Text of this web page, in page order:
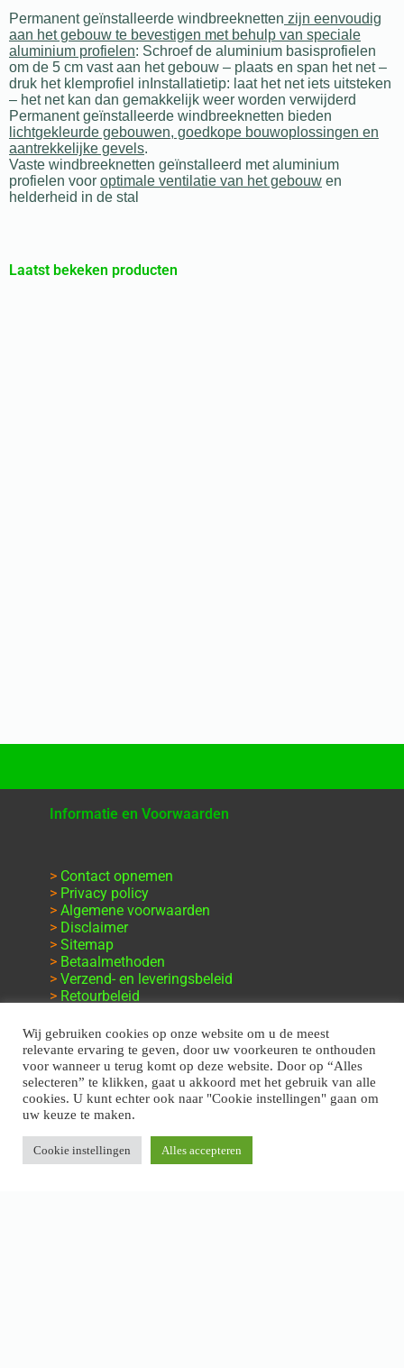
Permanent geïnstalleerde windbreeknetten zijn eenvoudig
aan het gebouw te bevestigen met behulp van speciale
aluminium profielen: Schroef de aluminium basisprofielen
om de 5 cm vast aan het gebouw – plaats en span het net –
druk het klemprofiel inInstallatietip: laat het net iets uitsteken
– het net kan dan gemakkelijk weer worden verwijderd
Permanent geïnstalleerde windbreeknetten bieden
lichtgekleurde gebouwen, goedkope bouwoplossingen en
aantrekkelijke gevels.
Vaste windbreeknetten geïnstalleerd met aluminium
profielen voor optimale ventilatie van het gebouw en
helderheid in de stal
Laatst bekeken producten
Informatie en Voorwaarden
> Contact opnemen
> Privacy policy
> Algemene voorwaarden
> Disclaimer
> Sitemap
> Betaalmethoden
> Verzend- en leveringsbeleid
> Retourbeleid
Wij gebruiken cookies op onze website om u de meest
relevante ervaring te geven, door uw voorkeuren te onthouden
voor wanneer u terug komt op deze website. Door op “Alles
selecteren” te klikken, gaat u akkoord met het gebruik van alle
cookies. U kunt echter ook naar "Cookie instellingen" gaan om
uw keuze te maken.
Cookie instellingen Alles accepteren